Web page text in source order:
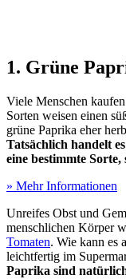
1. Grüne
Viele Menschen
Sorten weisen einen
grüne Paprika eher
Tatsächlich handelt
eine bestimmte
» Mehr Informationen
Unreifes Obst und
menschlichen Körper
Tomaten. Wie kann es
leichtfertig im
Paprika sind